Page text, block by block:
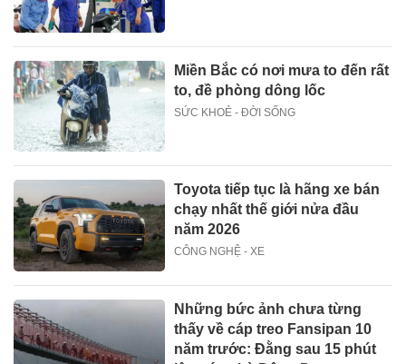
Miền Bắc có nơi mưa to đến rất
to, đề phòng dông lốc
SỨC KHOẺ - ĐỜI SỐNG
Toyota tiếp tục là hãng xe bán
chạy nhất thế giới nửa đầu
năm 2026
CÔNG NGHỆ - XE
Những bức ảnh chưa từng
thấy về cáp treo Fansipan 10
năm trước: Đằng sau 15 phút